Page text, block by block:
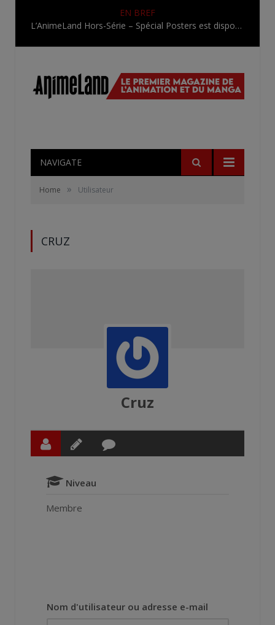
EN BREF
L’AnimeLand Hors-Série – Spécial Posters est disponible !
NAVIGATE
Home » Utilisateur
CRUZ
Cruz
Niveau
Membre
Nom d'utilisateur ou adresse e-mail